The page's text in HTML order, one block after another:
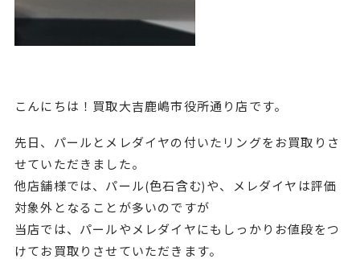
こんにちは！買取大吉鹿嶋市役所通り店です。
先日、パールとメレダイヤの付いたリングをお買取りさ
せていただきました。
他店舗様では、パール(色石含む)や、メレダイヤは評価
対象外となることが多いのですが
当店では、パールやメレダイヤにもしっかりお値段をつ
けてお買取りさせていただきます。